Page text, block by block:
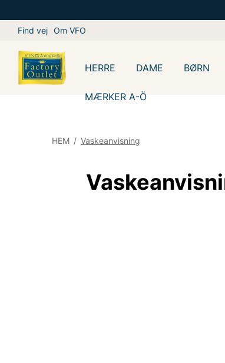
Find vej Om VFO
HERRE DAME BØRN
MÆRKER A-Ö
HEM / Vaskeanvisning